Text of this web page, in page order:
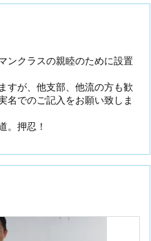
ンクラスの親睦のために設置
すが、他支部、他流の方も歓
名でのご記入をお願い致しま
。押忍！